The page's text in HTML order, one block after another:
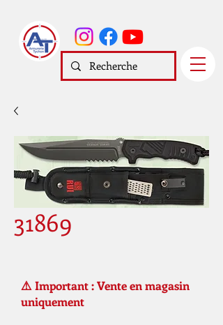
31869
⚠️ Important : Vente en magasin
uniquement